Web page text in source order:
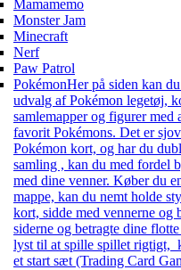
Mamamemo
Monster Jam
Minecraft
Nerf
Paw Patrol
PokémonHer på siden kan
udvalg af Pokémon legetøj,
samlemapper og figurer med
favorit Pokémons. Det er
Pokémon kort, og har du
samling , kan du med fordel
med dine venner. Køber du
mappe, kan du nemt holde
kort, sidde med vennerne og
siderne og betragte dine
lyst til at spille spillet rigtigt,
et start sæt (Trading Card